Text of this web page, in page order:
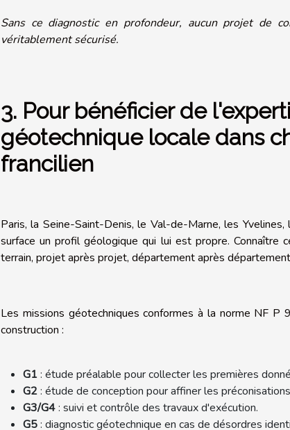
Sans ce diagnostic en profondeur, aucun projet de
véritablement sécurisé.
3. Pour bénéficier de
géotechnique locale dans
francilien
Paris, la Seine-Saint-Denis, le Val-de-Marne, les
surface un profil géologique qui lui est propre. Connaître
terrain, projet après projet, département après
Les missions géotechniques conformes à la norme NF
construction :
G1: étude préalable pour collecter les premières
G2: étude de conception pour affiner les
G3/G4: suivi et contrôle des travaux d'exécution.
G5: diagnostic géotechnique en cas de désordres